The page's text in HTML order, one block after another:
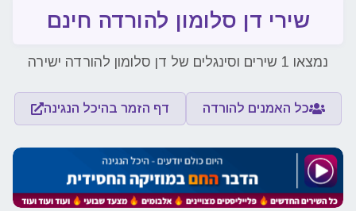
שירי דן סלומון להורדה חינם
נמצאו 1 שירים וסינגלים של דן סלומון להורדה ישירה
כל האמנים להורדה דף הזמר בהיכל הנגינה